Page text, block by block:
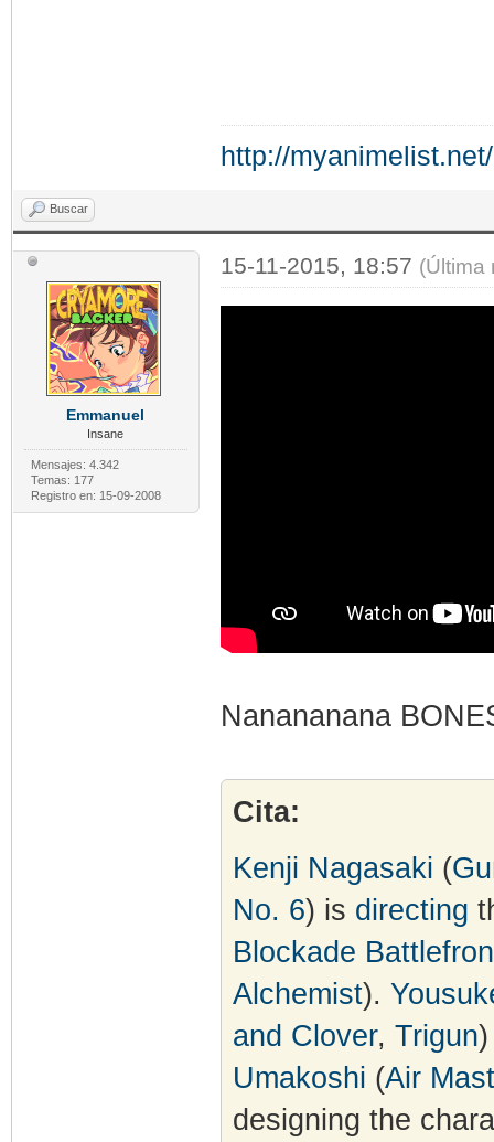
http://
Buscar
Emmanuel
Insane
Mensajes: 4.342
Temas: 177
Registro en: 15-09-2008
15-11-2015, 18:57 (Última
Nanananana
Cita:
Kenji Nagasaki (
No. 6) is directing
Blockade
Alchemist).
and Clover,Trigun
Umakoshi (Air
designing the